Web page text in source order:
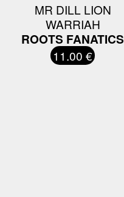
MR DILL LION
WARRIAH
ROOTS FANATICS
11.00 €